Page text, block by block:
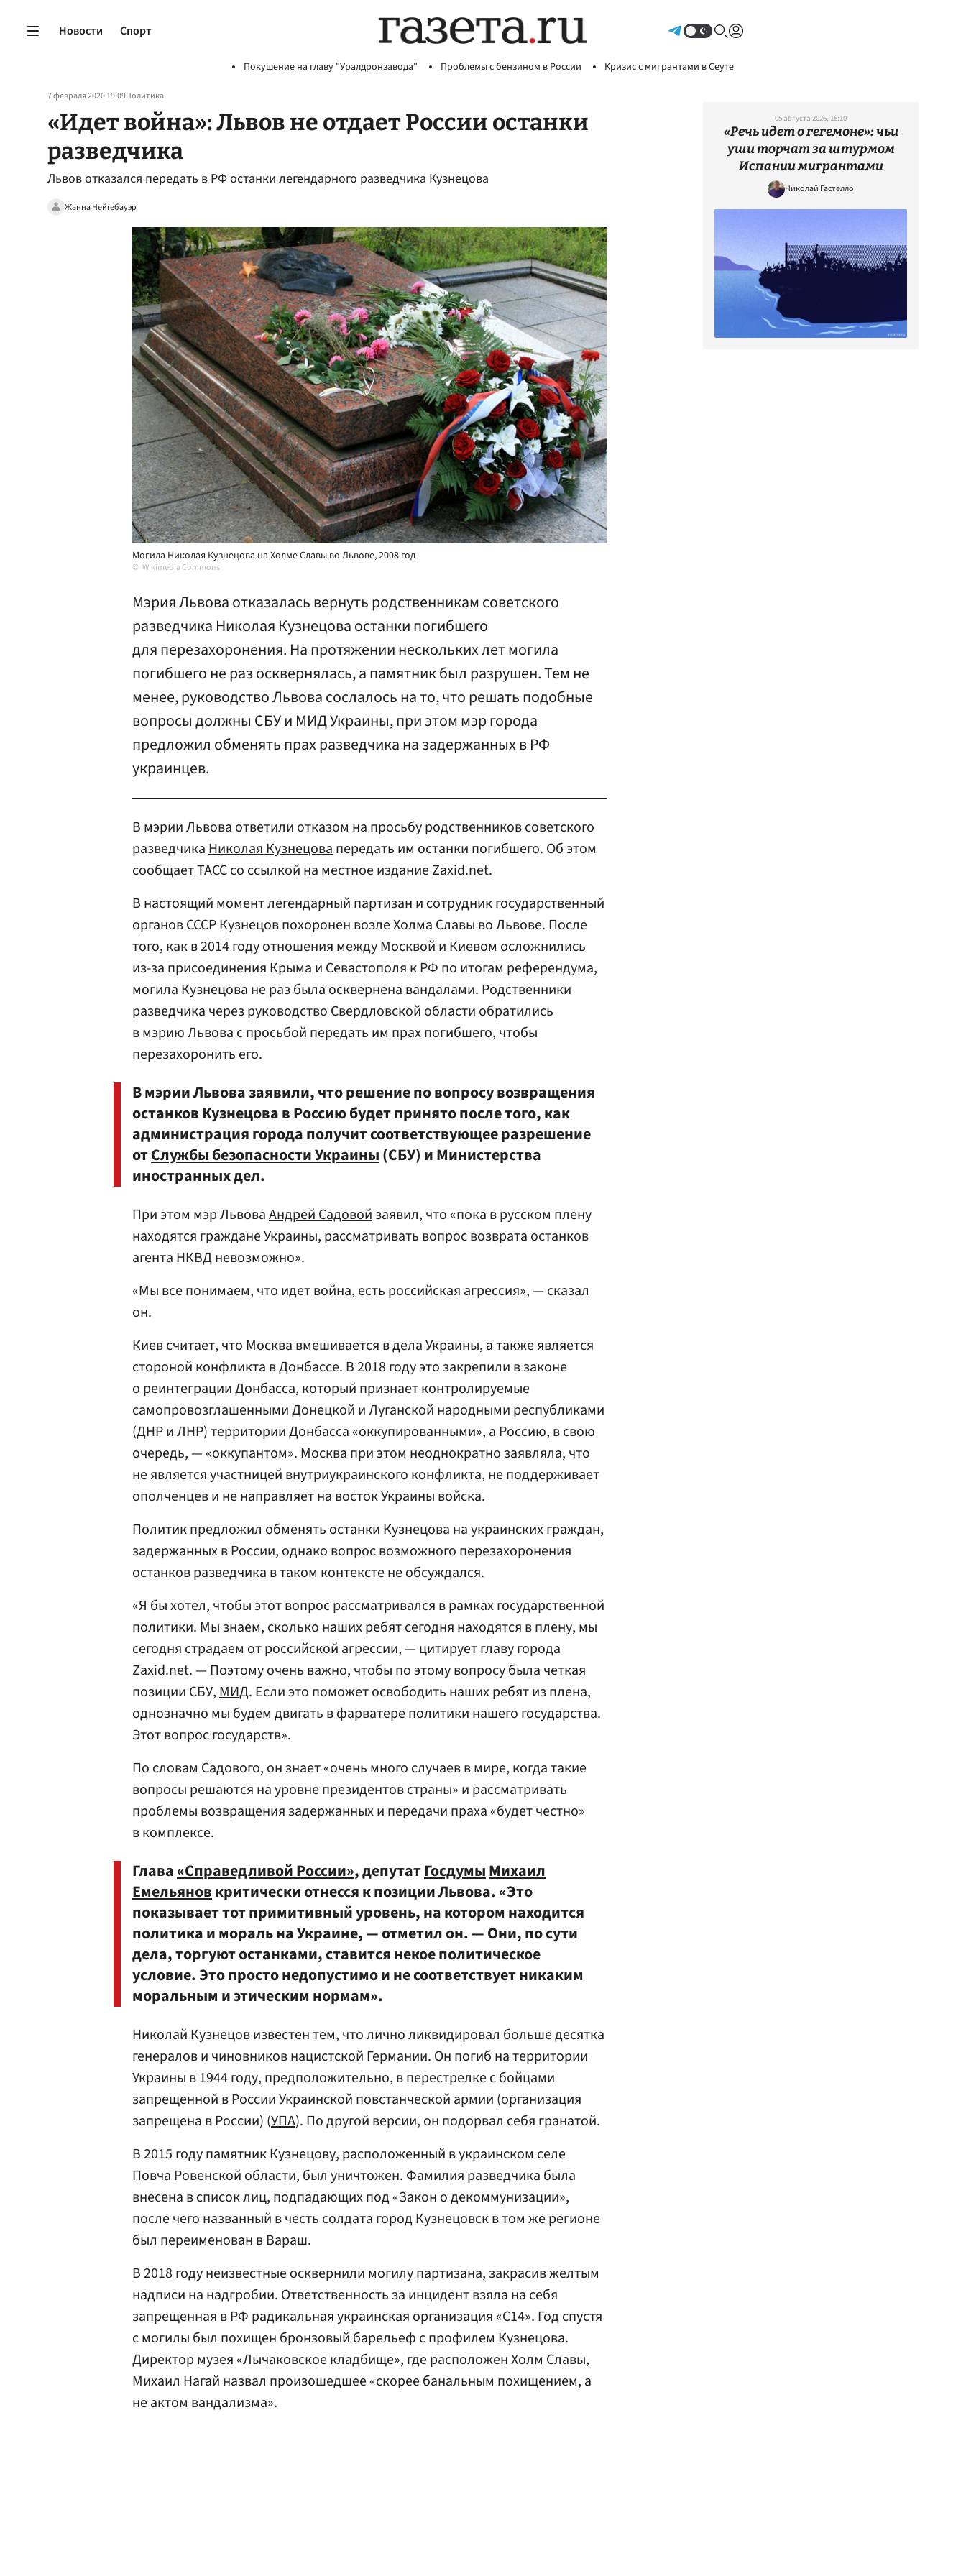
Новости Спорт
Покушение на главу "Уралдронзавода" Проблемы с бензином в России Кризис с мигрантами в Сеуте
7 февраля 2020 19:09Политика
«Идет война»: Львов не отдает России останки
разведчика
Львов отказался передать в РФ останки легендарного разведчика Кузнецова
Жанна Нейгебауэр
Могила Николая Кузнецова на Холме Славы во Львове, 2008 год
Wikimedia Commons
Мэрия Львова отказалась вернуть родственникам советского
разведчика Николая Кузнецова останки погибшего
для перезахоронения. На протяжении нескольких лет могила
погибшего не раз осквернялась, а памятник был разрушен. Тем не
менее, руководство Львова сослалось на то, что решать подобные
вопросы должны СБУ и МИД Украины, при этом мэр города
предложил обменять прах разведчика на задержанных в РФ
украинцев.
В мэрии Львова ответили отказом на просьбу родственников советского
разведчикаНиколая Кузнецовапередать им останки погибшего. Об этом
сообщает ТАСС со ссылкой на местное издание Zaxid.net.
В настоящий момент легендарный партизан и сотрудник государственный
органов СССР Кузнецов похоронен возле Холма Славы во Львове. После
того, как в 2014 году отношения между Москвой и Киевом осложнились
из-за присоединения Крыма и Севастополя к РФ по итогам референдума,
могила Кузнецова не раз была осквернена вандалами. Родственники
разведчика через руководство Свердловской области обратились
в мэрию Львова с просьбой передать им прах погибшего, чтобы
перезахоронить его.
В мэрии Львова заявили, что решение по вопросу возвращения
останков Кузнецова в Россию будет принято после того, как
администрация города получит соответствующее разрешение
отСлужбы безопасности Украины(СБУ) и Министерства
иностранных дел.
При этом мэр ЛьвоваАндрей Садовойзаявил, что «пока в русском плену
находятся граждане Украины, рассматривать вопрос возврата останков
агента НКВД невозможно».
«Мы все понимаем, что идет война, есть российская агрессия», — сказал
он.
Киев считает, что Москва вмешивается в дела Украины, а также является
стороной конфликта в Донбассе. В 2018 году это закрепили в законе
о реинтеграции Донбасса, который признает контролируемые
самопровозглашенными Донецкой и Луганской народными республиками
(ДНР и ЛНР) территории Донбасса «оккупированными», а Россию, в свою
очередь, — «оккупантом». Москва при этом неоднократно заявляла, что
не является участницей внутриукраинского конфликта, не поддерживает
ополченцев и не направляет на восток Украины войска.
Политик предложил обменять останки Кузнецова на украинских граждан,
задержанных в России, однако вопрос возможного перезахоронения
останков разведчика в таком контексте не обсуждался.
«Я бы хотел, чтобы этот вопрос рассматривался в рамках государственной
политики. Мы знаем, сколько наших ребят сегодня находятся в плену, мы
сегодня страдаем от российской агрессии, — цитирует главу города
Zaxid.net. — Поэтому очень важно, чтобы по этому вопросу была четкая
позиции СБУ,МИД. Если это поможет освободить наших ребят из плена,
однозначно мы будем двигать в фарватере политики нашего государства.
Этот вопрос государств».
По словам Садового, он знает «очень много случаев в мире, когда такие
вопросы решаются на уровне президентов страны» и рассматривать
проблемы возвращения задержанных и передачи праха «будет честно»
в комплексе.
Глава«Справедливой России», депутатГосдумыМихаил
Емельяновкритически отнесся к позиции Львова. «Это
показывает тот примитивный уровень, на котором находится
политика и мораль на Украине, — отметил он. — Они, по сути
дела, торгуют останками, ставится некое политическое
условие. Это просто недопустимо и не соответствует никаким
моральным и этическим нормам».
Николай Кузнецов известен тем, что лично ликвидировал больше десятка
генералов и чиновников нацистской Германии. Он погиб на территории
Украины в 1944 году, предположительно, в перестрелке с бойцами
запрещенной в России Украинской повстанческой армии (организация
запрещена в России) (УПА). По другой версии, он подорвал себя гранатой.
В 2015 году памятник Кузнецову, расположенный в украинском селе
Повча Ровенской области, был уничтожен. Фамилия разведчика была
внесена в список лиц, подпадающих под «Закон о декоммунизации»,
после чего названный в честь солдата город Кузнецовск в том же регионе
был переименован в Вараш.
В 2018 году неизвестные осквернили могилу партизана, закрасив желтым
надписи на надгробии. Ответственность за инцидент взяла на себя
запрещенная в РФ радикальная украинская организация «С14». Год спустя
с могилы был похищен бронзовый барельеф с профилем Кузнецова.
Директор музея «Лычаковское кладбище», где расположен Холм Славы,
Михаил Нагай назвал произошедшее «скорее банальным похищением, а
не актом вандализма».
05 августа 2026, 18:10
«Речь идет о гегемоне»: чьи
уши торчат за штурмом
Испании мигрантами
Николай Гастелло